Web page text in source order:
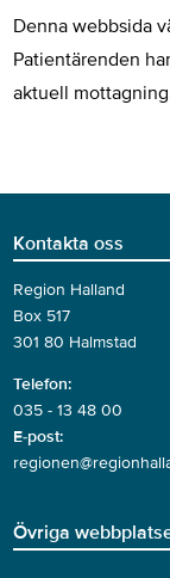
Denna webbsida
Patientärenden
aktuell
Kontakta oss
Region Halland
Box 517
301 80 Halmstad
Telefon:
035 - 13 48 00
E-post:
Övriga